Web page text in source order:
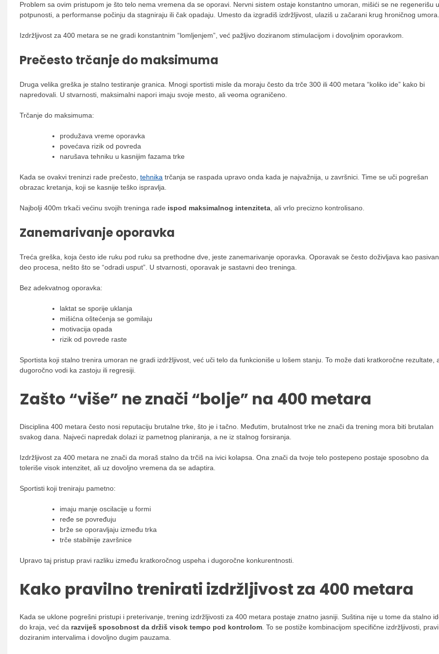
Problem sa ovim pristupom je što telo nema vremena da se oporavi. Nervni sistem ostaje konstantno umoran, mišići se ne regenerišu u
potpunosti, a performanse počinju da stagniraju ili čak opadaju. Umesto da izgradiš izdržljivost, ulaziš u začarani krug hroničnog umora.
Izdržljivost za 400 metara se ne gradi konstantnim “lomljenjem”, već pažljivo doziranom stimulacijom i dovoljnim oporavkom.
Prečesto trčanje do maksimuma
Druga velika greška je stalno testiranje granica. Mnogi sportisti misle da moraju često da trče 300 ili 400 metara “koliko ide” kako bi
napredovali. U stvarnosti, maksimalni napori imaju svoje mesto, ali veoma ograničeno.
Trčanje do maksimuma:
produžava vreme oporavka
povećava rizik od povreda
narušava tehniku u kasnijim fazama trke
Kada se ovakvi treninzi rade prečesto, tehnika trčanja se raspada upravo onda kada je najvažnija, u završnici. Time se uči pogrešan
obrazac kretanja, koji se kasnije teško ispravlja.
Najbolji 400m trkači većinu svojih treninga rade ispod maksimalnog intenziteta, ali vrlo precizno kontrolisano.
Zanemarivanje oporavka
Treća greška, koja često ide ruku pod ruku sa prethodne dve, jeste zanemarivanje oporavka. Oporavak se često doživljava kao pasivan
deo procesa, nešto što se “odradi usput”. U stvarnosti, oporavak je sastavni deo treninga.
Bez adekvatnog oporavka:
laktat se sporije uklanja
mišićna oštećenja se gomilaju
motivacija opada
rizik od povrede raste
Sportista koji stalno trenira umoran ne gradi izdržljivost, već uči telo da funkcioniše u lošem stanju. To može dati kratkoročne rezultate,
dugoročno vodi ka zastoju ili regresiji.
Zašto “više” ne znači “bolje” na 400 metara
Disciplina 400 metara često nosi reputaciju brutalne trke, što je i tačno. Međutim, brutalnost trke ne znači da trening mora biti brutalan
svakog dana. Najveći napredak dolazi iz pametnog planiranja, a ne iz stalnog forsiranja.
Izdržljivost za 400 metara ne znači da moraš stalno da trčiš na ivici kolapsa. Ona znači da tvoje telo postepeno postaje sposobno da
toleriše visok intenzitet, ali uz dovoljno vremena da se adaptira.
Sportisti koji treniraju pametno:
imaju manje oscilacije u formi
ređe se povređuju
brže se oporavljaju između trka
trče stabilnije završnice
Upravo taj pristup pravi razliku između kratkoročnog uspeha i dugoročne konkurentnosti.
Kako pravilno trenirati izdržljivost za 400 metara
Kada se uklone pogrešni pristupi i preterivanje, trening izdržljivosti za 400 metara postaje znatno jasniji. Suština nije u tome da stalno
do kraja, već da razviješ sposobnost da držiš visok tempo pod kontrolom. To se postiže kombinacijom specifične izdržljivosti,
doziranim intervalima i dovoljno dugim pauzama.